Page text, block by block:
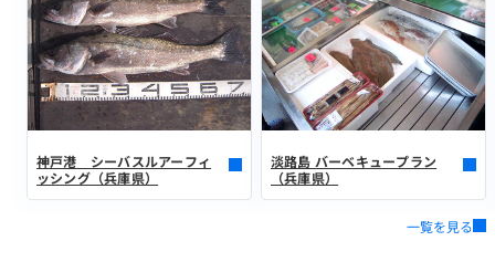
神戸港 シーバスルアーフィ
ッシング（兵庫県）
淡路島 バーベキュープラン
（兵庫県）
一覧を見る